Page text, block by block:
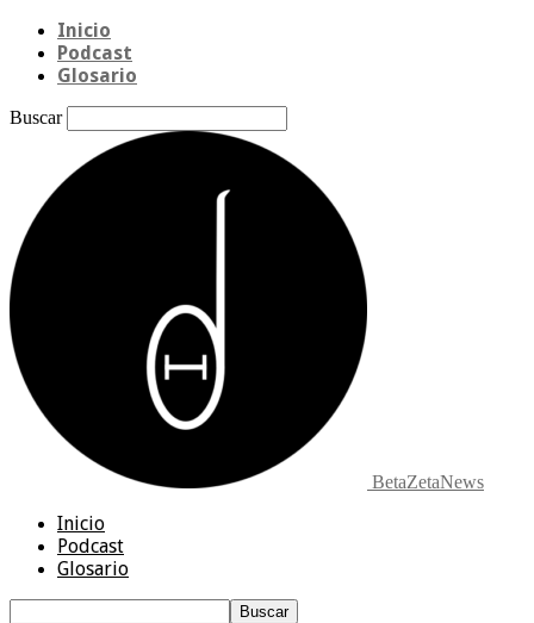
Inicio
Podcast
Glosario
Buscar
BetaZetaNews
Inicio
Podcast
Glosario